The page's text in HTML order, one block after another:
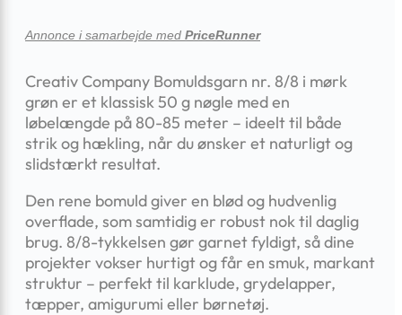
Annonce i samarbejde med PriceRunner
Creativ Company Bomuldsgarn nr. 8/8 i mørk
grøn er et klassisk 50 g nøgle med en
løbelængde på 80-85 meter – ideelt til både
strik og hækling, når du ønsker et naturligt og
slidstærkt resultat.
Den rene bomuld giver en blød og hudvenlig
overflade, som samtidig er robust nok til daglig
brug. 8/8-tykkelsen gør garnet fyldigt, så dine
projekter vokser hurtigt og får en smuk, markant
struktur – perfekt til karklude, grydelapper,
tæpper, amigurumi eller børnetøj.